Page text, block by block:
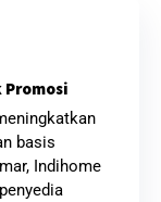
Promosi
basis
Indihome